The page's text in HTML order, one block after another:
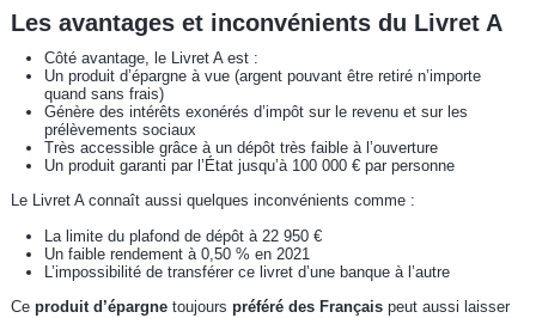
Les avantages et inconvénients du Livret A
Côté avantage, le Livret A est :
Un produit d’épargne à vue (argent pouvant être retiré n’importe
quand sans frais)
Génère des intérêts exonérés d’impôt sur le revenu et sur les
prélèvements sociaux
Très accessible grâce à un dépôt très faible à l’ouverture
Un produit garanti par l’État jusqu’à 100 000 € par personne
Le Livret A connaît aussi quelques inconvénients comme :
La limite du plafond de dépôt à 22 950 €
Un faible rendement à 0,50 % en 2021
L’impossibilité de transférer ce livret d’une banque à l’autre
Ce produit d’épargnetoujours préféré des Françaispeut aussi laisser